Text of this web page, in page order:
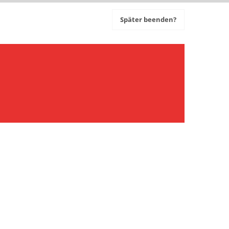
Später beenden?